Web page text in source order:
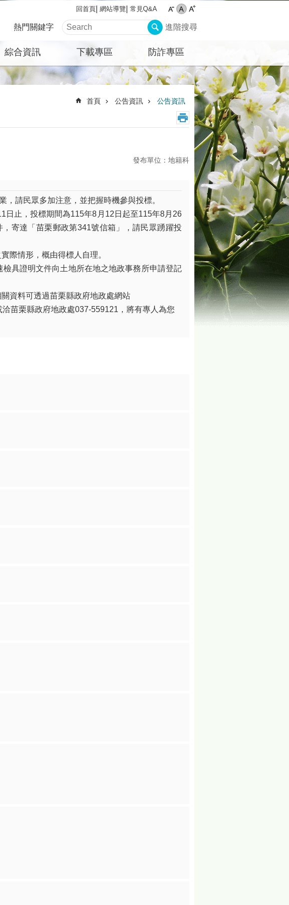
回首頁 網站導覽 常見Q&A
熱門關鍵字 進階搜尋
綜合資訊 下載專區 防詐專區
首頁 公告資訊 公告資訊
發布單位：地籍科
請民眾多加注意，並把握時機參與投標。
日止，投標期間為115年8月12日起至115年8月26
寄達「苗栗郵政第341號信箱」，請民眾踴躍投
際情形，概由得標人自理。
具證明文件向土地所在地之地政事務所申請登記
資料可透過苗栗縣政府地政處網站
苗栗縣政府地政處037-559121，將有專人為您